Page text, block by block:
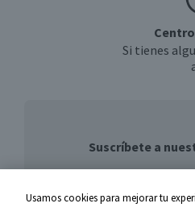
Si tienes
Suscríbete a
Usamos cookies para mejorar tu